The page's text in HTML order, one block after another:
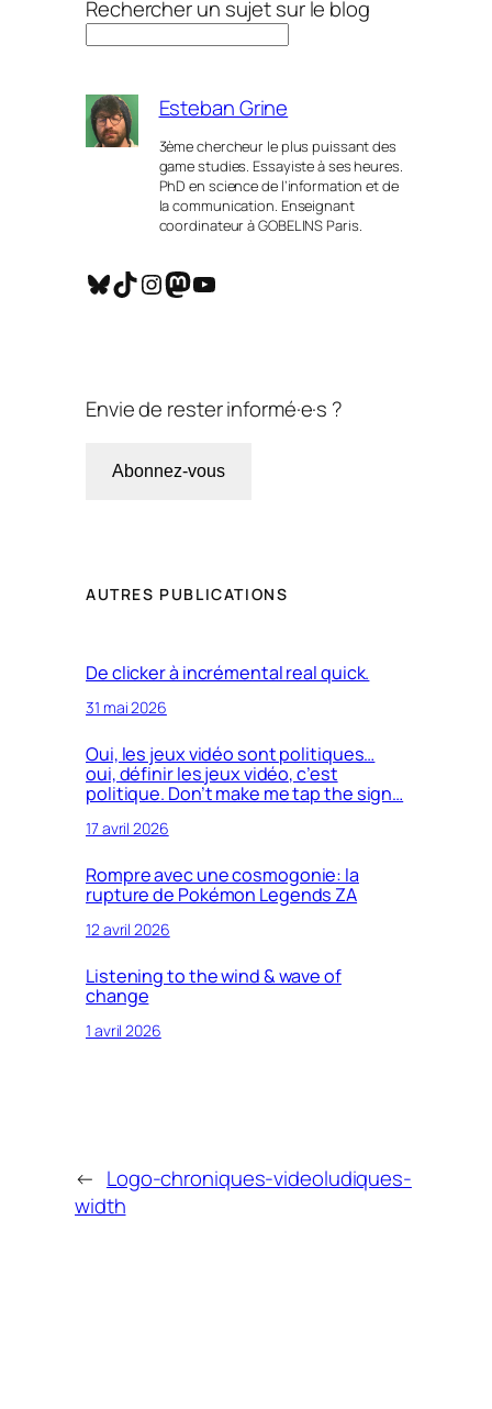
Rechercher un sujet sur le blog
Esteban Grine
3ème chercheur le plus puissant des
game studies. Essayiste à ses heures.
PhD en science de l’information et de
la communication. Enseignant
coordinateur à GOBELINS Paris.
Bluesky TikTok InstagramMastodon YouTube
Envie de rester informé·e·s ?
Abonnez-vous
AUTRES PUBLICATIONS
De clicker à incrémental real quick.
31 mai 2026
Oui, les jeux vidéo sont politiques…
oui, définir les jeux vidéo, c’est
politique. Don’t make me tap the sign…
17 avril 2026
Rompre avec une cosmogonie: la
rupture de Pokémon Legends ZA
12 avril 2026
Listening to the wind & wave of
change
1 avril 2026
← Logo-chroniques-videoludiques-
width